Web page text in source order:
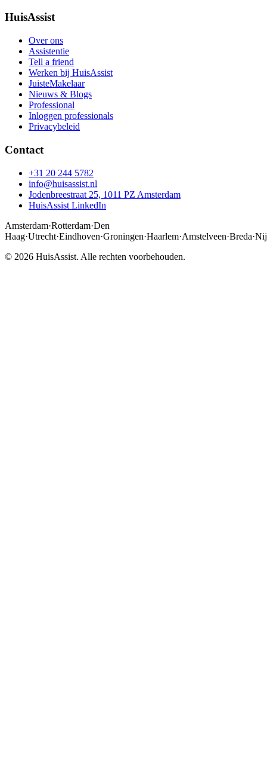
HuisAssist
Over ons
Assistentie
Tell a friend
Werken bij HuisAssist
JuisteMakelaar
Nieuws & Blogs
Professional
Inloggen professionals
Privacybeleid
Contact
+31 20 244 5782
info@huisassist.nl
Jodenbreestraat 25, 1011 PZ Amsterdam
HuisAssist LinkedIn
Amsterdam·Rotterdam·Den
Haag·Utrecht·Eindhoven·Groningen·Haarlem·Amstelveen·Breda·
© 2026 HuisAssist. Alle rechten voorbehouden.